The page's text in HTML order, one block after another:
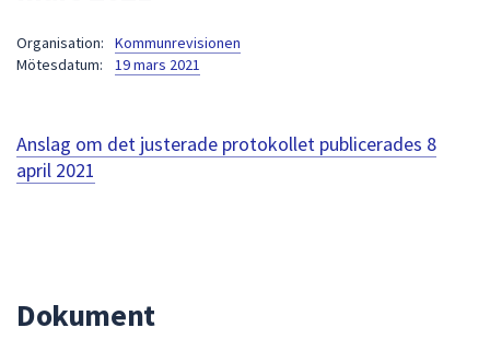
piltangenterna
Organisation:
Kommunrevisionen
Mötesdatum:
19 mars 2021
Anslag om det justerade protokollet publicerades 8
april 2021
Dokument